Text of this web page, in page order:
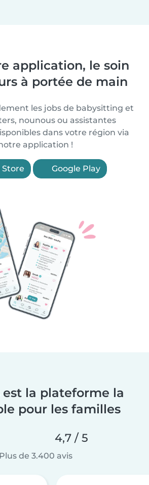
application, le soin
à portée de main
les jobs de babysitting et
nounous ou assistantes
dans votre région via
application !
Google Play
est la plateforme la
pour les familles
4,7 / 5
Plus de 3.400 avis